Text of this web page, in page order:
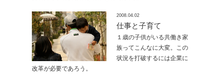
2008.04.02
仕事と子育て
１歳の子供がいる共働き家
族ってこんなに大変。この
状況を打破するには企業に
改革が必要であろう。